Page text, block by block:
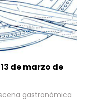
de marzo de
gastronómica